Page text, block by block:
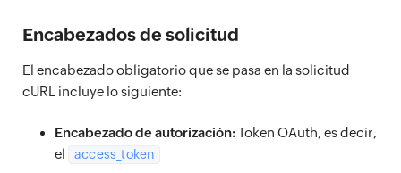
Encabezados de solicitud
El encabezado obligatorio que se pasa en la solicitud
cURL incluye lo siguiente:
Encabezado de autorización:Token OAuth, es decir,
el
access_token